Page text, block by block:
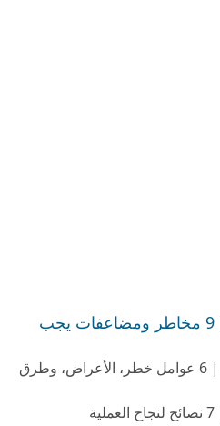
التهاب الفقرات التصلبي | 9 مخاطر ومضاعفات يجب
مرض النسيج الضام المختلط | 6 عوامل خطر، الأعراض، وطرق